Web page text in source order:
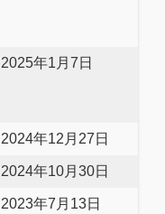
2025年1月7日
2024年12月27日
2024年10月30日
2023年7月13日